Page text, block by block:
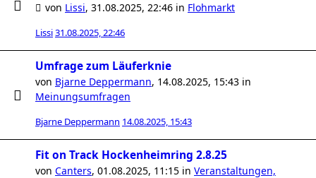
von Lissi, 31.08.2025, 22:46 in Flohmarkt
Lissi31.08.2025, 22:46
Umfrage zum Läuferknie
von Bjarne Deppermann, 14.08.2025, 15:43 in
Meinungsumfragen
Bjarne Deppermann 14.08.2025, 15:43
Fit on Track Hockenheimring 2.8.25
von Canters, 01.08.2025, 11:15 in Veranstaltungen,